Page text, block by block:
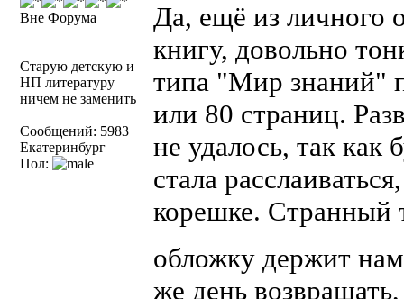
Вне Форума
Старую детскую и
НП литературу
ничем не заменить
Сообщений: 5983
Екатеринбург
Пол:
Да, ещё из личного
книгу, довольно
типа "Мир знаний"
или 80 страниц.
не удалось, так как
стала
корешке. Странный
обложку держит
же день